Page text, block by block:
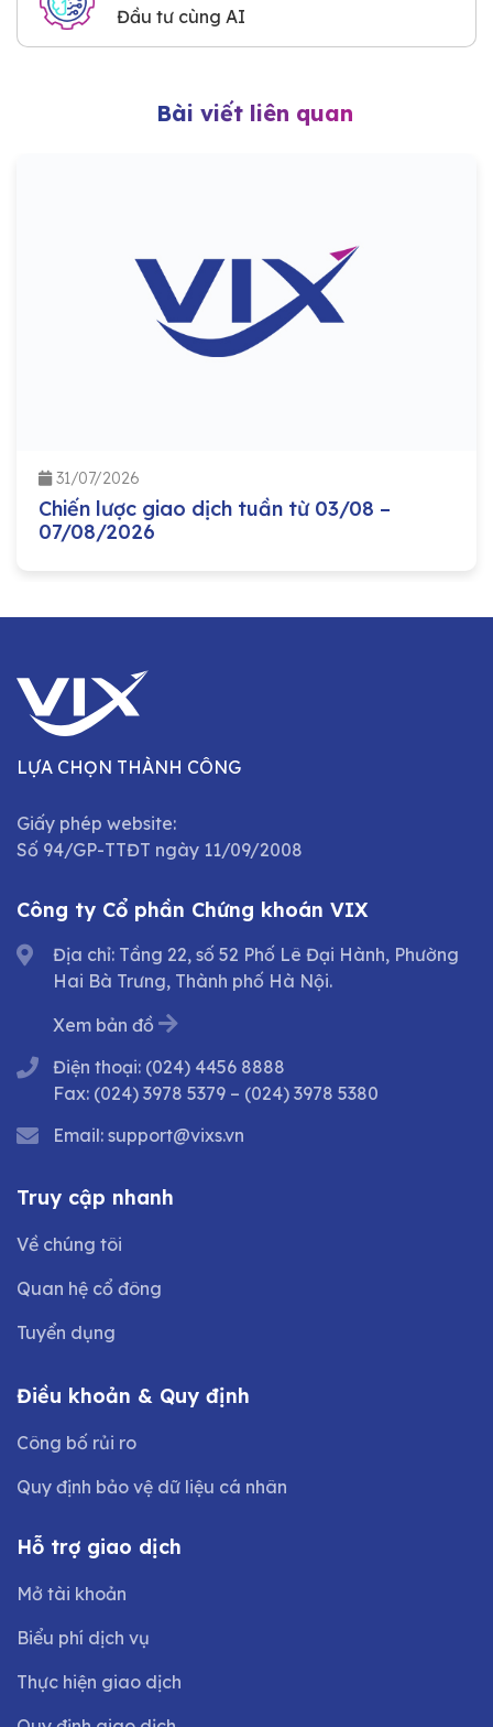
Đầu tư cùng AI
Bài viết liên quan
31/07/2026
Chiến lược giao dịch tuần từ 03/08 –
07/08/2026
LỰA CHỌN THÀNH CÔNG
Giấy phép website:
Số 94/GP-TTĐT ngày 11/09/2008
Công ty Cổ phần Chứng khoán VIX
Địa chỉ: Tầng 22, số 52 Phố Lê Đại Hành, Phường
Hai Bà Trưng, Thành phố Hà Nội.
Xem bản đồ
Điện thoại: (024) 4456 8888
Fax: (024) 3978 5379 – (024) 3978 5380
Email: support@vixs.vn
Truy cập nhanh
Về chúng tôi
Quan hệ cổ đông
Tuyển dụng
Điều khoản & Quy định
Công bố rủi ro
Quy định bảo vệ dữ liệu cá nhân
Hỗ trợ giao dịch
Mở tài khoản
Biểu phí dịch vụ
Thực hiện giao dịch